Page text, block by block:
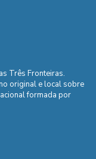
Três Fronteiras.
original e local sobre
formada por